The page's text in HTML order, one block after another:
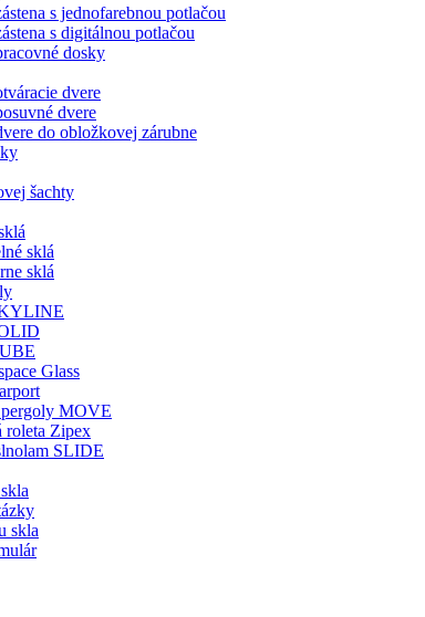
s jednofarebnou potlačou
s digitálnou potlačou
dosky
dvere
dvere
do obložkovej zárubne
šachty
sklá
sklá
Glass
pergoly MOVE
roleta Zipex
SLIDE
skla